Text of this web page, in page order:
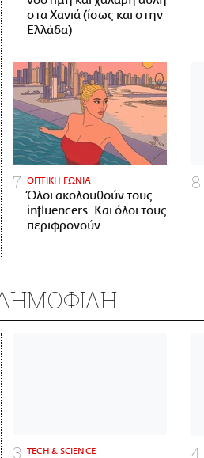
στα Χανιά (ίσως και στην
Ελλάδα)
ΟΠΤΙΚΗ ΓΩΝΙΑ
Όλοι ακολουθούν τους
influencers. Και όλοι τους
περιφρονούν.
ΤECH & SCIENCE